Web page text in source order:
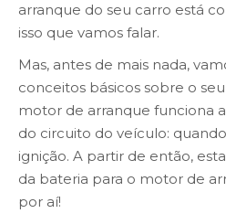
arranque do seu carro está
isso que vamos falar.
Mas, antes de mais nada,
conceitos básicos sobre o
motor de arranque funciona
do circuito do veículo:
ignição. A partir de então,
da bateria para o motor de
por aí!